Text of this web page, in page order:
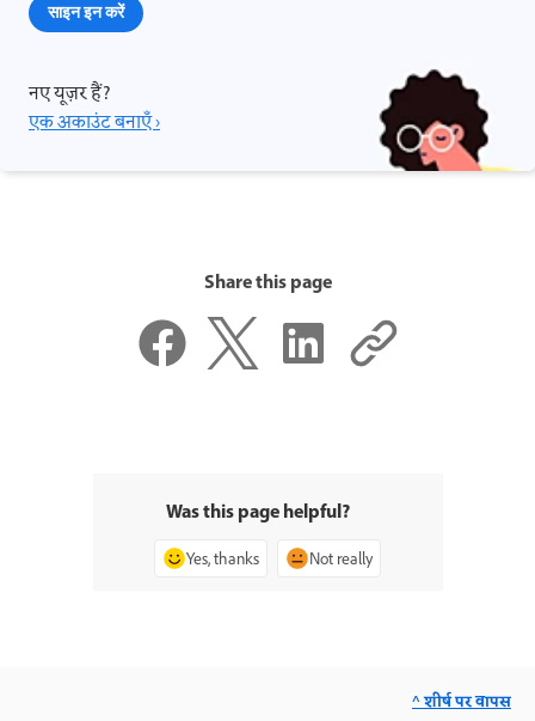
साइन इन करें
नए यूज़र हैं?
एक अकाउंट बनाएँ ›
Share this page
Was this page helpful?
Yes, thanks Not really
^ शीर्ष पर वापस